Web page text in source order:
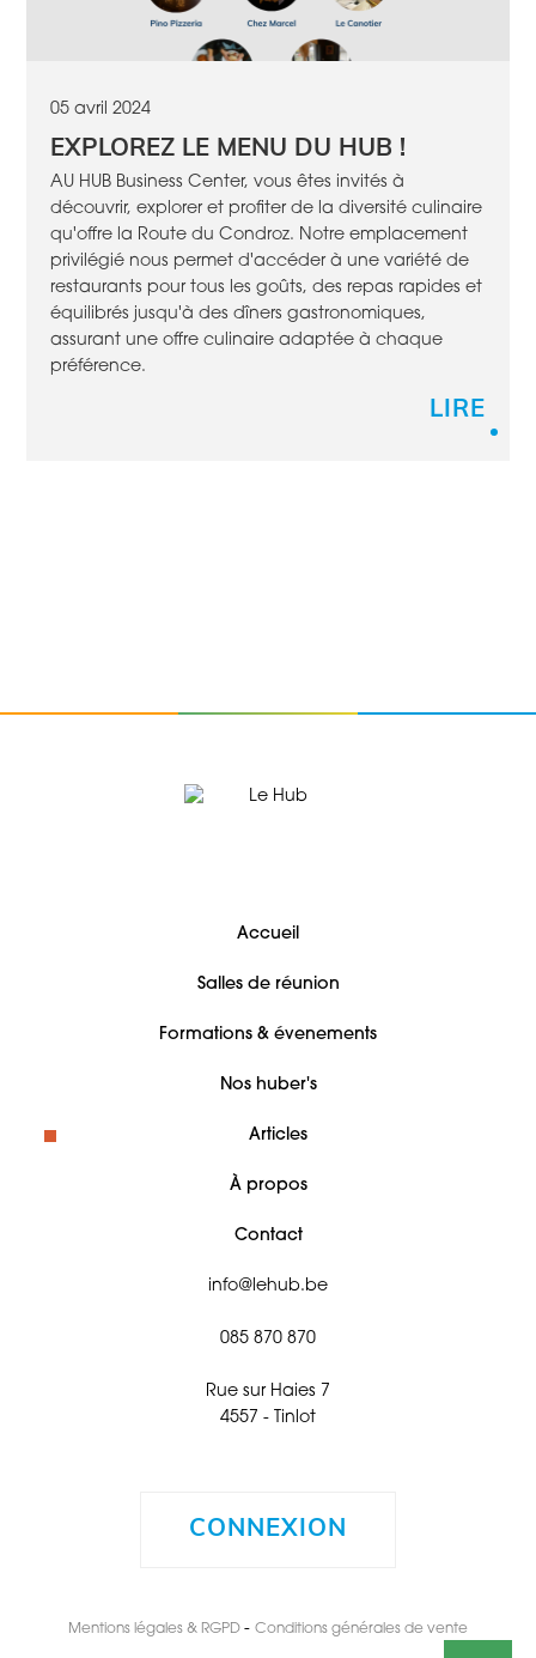
05 avril 2024
EXPLOREZ LE MENU DU HUB !
AU HUB Business Center, vous êtes invités à
découvrir, explorer et profiter de la diversité culinaire
qu'offre la Route du Condroz. Notre emplacement
privilégié nous permet d'accéder à une variété de
restaurants pour tous les goûts, des repas rapides et
équilibrés jusqu'à des dîners gastronomiques,
assurant une offre culinaire adaptée à chaque
préférence.
LIRE
Accueil
Salles de réunion
Formations & évenements
Nos huber's
Articles
À propos
Contact
info@lehub.be
085 870 870
Rue sur Haies 7
4557 - Tinlot
CONNEXION
Mentions légales & RGPD - Conditions générales de vente